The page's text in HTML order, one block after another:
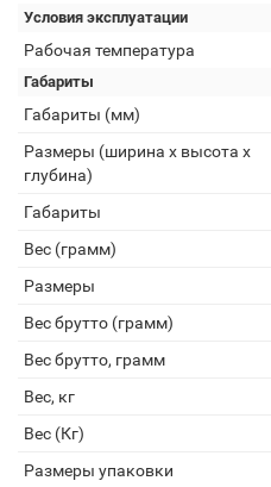
Условия эксплуатации
Рабочая температура
Габариты
Габариты (мм)
Размеры (ширина x высота x
глубина)
Габариты
Вес (грамм)
Размеры
Вес брутто (грамм)
Вес брутто, грамм
Вес, кг
Вес (Кг)
Размеры упаковки